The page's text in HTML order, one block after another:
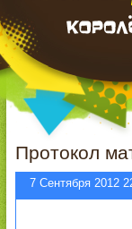
Протокол
7 Сентября 2012